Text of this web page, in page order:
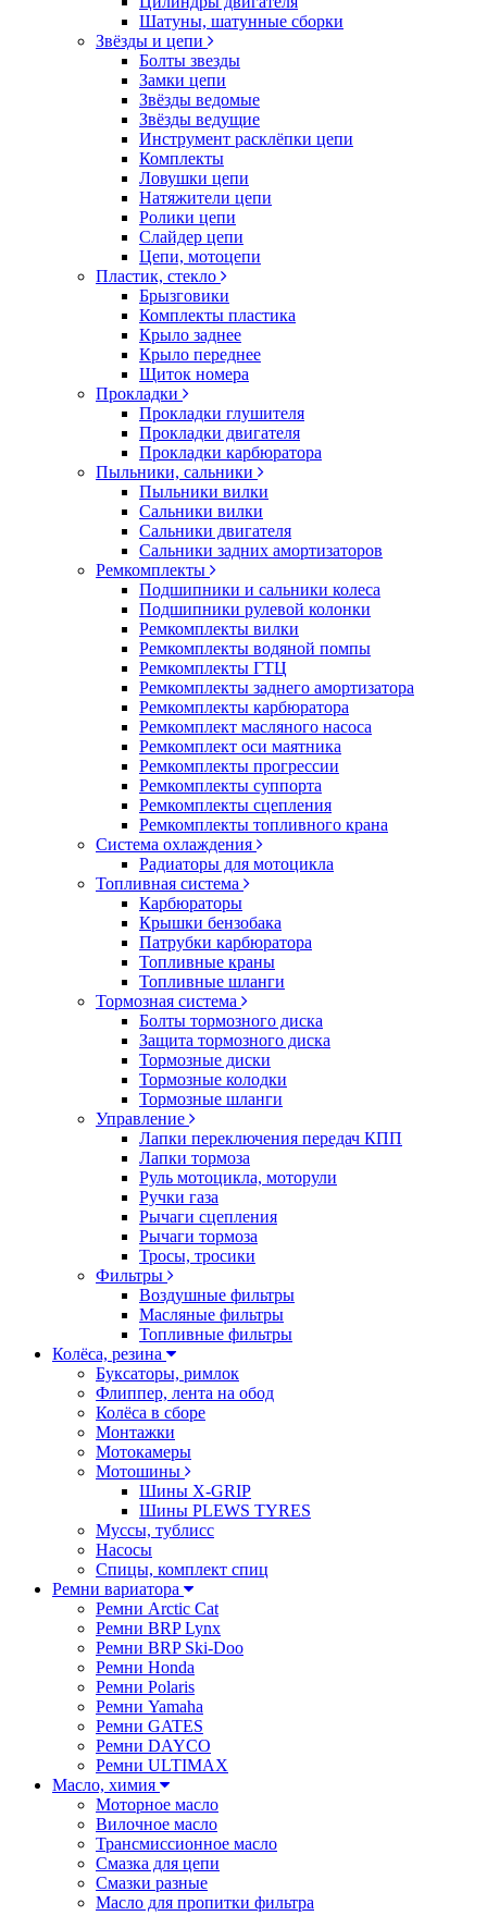
Шатуны, шатунные сборки
Звёзды и цепи
Болты звезды
Замки цепи
Звёзды ведомые
Звёзды ведущие
Инструмент расклёпки цепи
Комплекты
Ловушки цепи
Натяжители цепи
Ролики цепи
Слайдер цепи
Цепи, мотоцепи
Пластик, стекло
Брызговики
Комплекты пластика
Крыло заднее
Крыло переднее
Щиток номера
Прокладки
Прокладки глушителя
Прокладки двигателя
Прокладки карбюратора
Пыльники, сальники
Пыльники вилки
Сальники вилки
Сальники двигателя
Сальники задних амортизаторов
Ремкомплекты
Подшипники и сальники колеса
Подшипники рулевой колонки
Ремкомплекты вилки
Ремкомплекты водяной помпы
Ремкомплекты ГТЦ
Ремкомплекты заднего амортизатора
Ремкомплекты карбюратора
Ремкомплект масляного насоса
Ремкомплект оси маятника
Ремкомплекты прогрессии
Ремкомплекты суппорта
Ремкомплекты сцепления
Ремкомплекты топливного крана
Система охлаждения
Радиаторы для мотоцикла
Топливная система
Карбюраторы
Крышки бензобака
Патрубки карбюратора
Топливные краны
Топливные шланги
Тормозная система
Болты тормозного диска
Защита тормозного диска
Тормозные диски
Тормозные колодки
Тормозные шланги
Управление
Лапки переключения передач КПП
Лапки тормоза
Руль мотоцикла, моторули
Ручки газа
Рычаги сцепления
Рычаги тормоза
Тросы, тросики
Фильтры
Воздушные фильтры
Масляные фильтры
Топливные фильтры
Колёса, резина
Буксаторы, римлок
Флиппер, лента на обод
Колёса в сборе
Монтажки
Мотокамеры
Мотошины
Шины X-GRIP
Шины PLEWS TYRES
Муссы, тублисс
Насосы
Спицы, комплект спиц
Ремни вариатора
Ремни Arctic Cat
Ремни BRP Lynx
Ремни BRP Ski-Doo
Ремни Honda
Ремни Polaris
Ремни Yamaha
Ремни GATES
Ремни DAYCO
Ремни ULTIMAX
Масло, химия
Моторное масло
Вилочное масло
Трансмиссионное масло
Смазка для цепи
Смазки разные
Масло для пропитки фильтра